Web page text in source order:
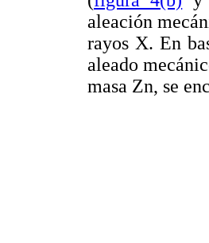
aleación
rayos X. En
aleado
masa Zn, se